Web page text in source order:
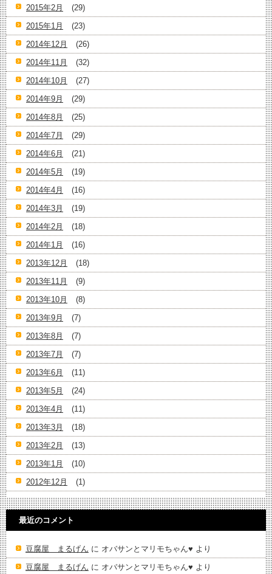
2015年2月
(29)
2015年1月
(23)
2014年12月
(26)
2014年11月
(32)
2014年10月
(27)
2014年9月
(29)
2014年8月
(25)
2014年7月
(29)
2014年6月
(21)
2014年5月
(19)
2014年4月
(16)
2014年3月
(19)
2014年2月
(18)
2014年1月
(16)
2013年12月
(18)
2013年11月
(9)
2013年10月
(8)
2013年9月
(7)
2013年8月
(7)
2013年7月
(7)
2013年6月
(11)
2013年5月
(24)
2013年4月
(11)
2013年3月
(18)
2013年2月
(13)
2013年1月
(10)
2012年12月
(1)
最近のコメント
豆腐屋 まるげん に オバサンとマリモちゃん♥️ より
豆腐屋 まるげん に オバサンとマリモちゃん♥️ より